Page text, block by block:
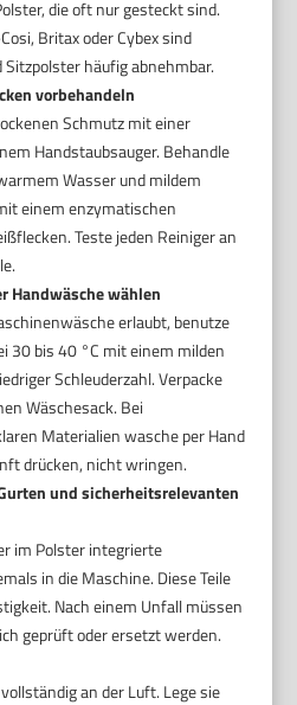
die oft nur gesteckt sind.
Britax oder Cybex sind
häufig abnehmbar.
vorbehandeln
Schmutz mit einer
Handstaubsauger. Behandle
Wasser und mildem
einem enzymatischen
Teste jeden Reiniger an
Handwäsche wählen
erlaubt, benutze
30 bis 40 °C mit einem milden
Schleuderzahl. Verpacke
Wäschesack. Bei
Materialien wasche per Hand
drücken, nicht wringen.
und sicherheitsrelevanten
im Polster integrierte
in die Maschine. Diese Teile
Nach einem Unfall müssen
geprüft oder ersetzt werden.
an der Luft. Lege sie